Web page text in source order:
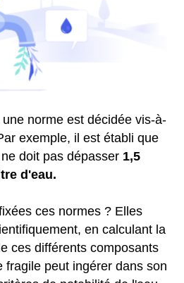
norme est décidée vis-à-
exemple, il est établi que
ne doit pas dépasser 1,5
d'eau.
ces normes ? Elles
en calculant la
ces différents composants
fragile peut ingérer dans son